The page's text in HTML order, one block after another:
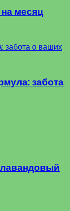
месяц
забота